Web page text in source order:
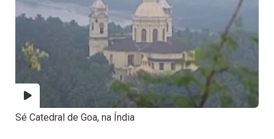
Sé Catedral de Goa, na Índia